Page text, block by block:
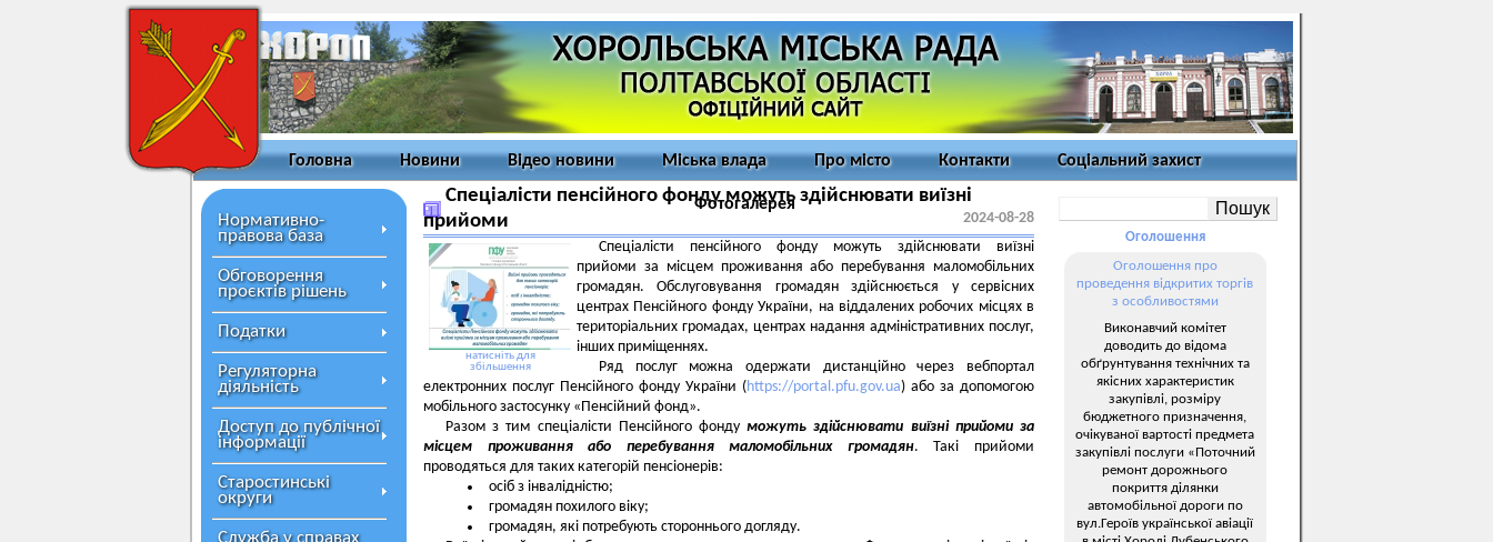
Головна Новини Відео новини Міська влада Про місто Контакти Соціальний захист
Фотогалерея
Нормативно-
правова база
Обговорення
проєктів рішень
Податки
Регуляторна
діяльність
Доступ до публічної
інформації
Старостинські
округи
Служба у справах
Спеціалісти пенсійного фонду можуть здійснювати виїзні
прийоми
2024-08-28
натисніть для
збільшення
Спеціалісти пенсійного фонду можуть здійснювати виїзні
прийоми за місцем проживання або перебування маломобільних
громадян.
Обслуговування громадян здійснюється у сервісних
центрах Пенсійного фонду України, на віддалених робочих місцях в
територіальних громадах, центрах надання адміністративних послуг,
інших приміщеннях.
Ряд послуг можна одержати дистанційно через вебпортал
електронних послуг Пенсійного фонду України (https://portal.pfu.gov.ua) або за допомогою
мобільного застосунку «Пенсійний фонд».
Разом з тим спеціалісти Пенсійного фондуможуть здійснювати виїзні прийоми за
місцем проживання або перебування маломобільних громадян. Такі прийоми
проводяться для таких категорій пенсіонерів:
осіб з інвалідністю;
громадян похилого віку;
громадян, які потребують стороннього догляду.
Оголошення
Оголошення про
проведення відкритих торгів
з особливостями
Виконавчий комітет
доводить до відома
обґрунтування технічних та
якісних характеристик
закупівлі, розміру
бюджетного призначення,
очікуваної вартості предмета
закупівлі послуги «Поточний
ремонт дорожнього
покриття ділянки
автомобільної дороги по
вул.Героїв української авіації